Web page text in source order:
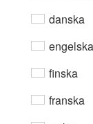
danska
engelska
finska
franska